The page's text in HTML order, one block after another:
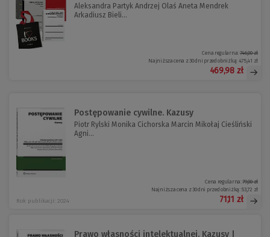
Aleksandra Partyk Andrzej Olaś Aneta Mendrek
Arkadiusz Bieli...
Cena regularna:746,00 zł
Najniższa cena z 30 dni przed obniżką: 475,41 zł
469,98 zł
Postępowanie cywilne. Kazusy
Piotr Rylski Monika Cichorska Marcin Mikołaj Cieśliński
Agni...
Rok publikacji: 2024
Cena regularna:79,00 zł
Najniższa cena z 30 dni przed obniżką: 53,72 zł
71,11 zł
Prawo własności intelektualnej. Kazusy |